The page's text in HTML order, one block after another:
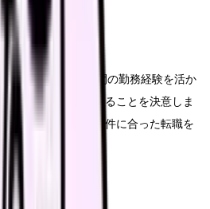
職成功例
養型病院での7年間の勤務経験を活か
療にチャレンジすることを決意しま
トを活用し、希望条件に合った転職を